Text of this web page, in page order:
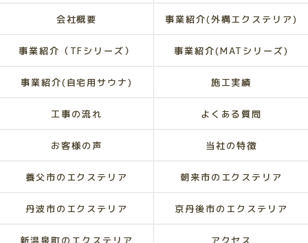
会社概要 事業紹介(外構エクステリア)
事業紹介（TFシリーズ） 事業紹介(MATシリーズ)
事業紹介(自宅用サウナ) 施工実績
工事の流れ よくある質問
お客様の声 当社の特徴
養父市のエクステリア 朝来市のエクステリア
丹波市のエクステリア 京丹後市のエクステリア
新温泉町のエクステリア アクセス